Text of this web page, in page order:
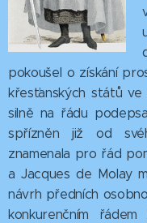
pokoušel o získání
křesťanských států
silně na řádu
spřízněn již od
znamenala pro řád
a Jacques de Molay
návrh předních
konkurenčním